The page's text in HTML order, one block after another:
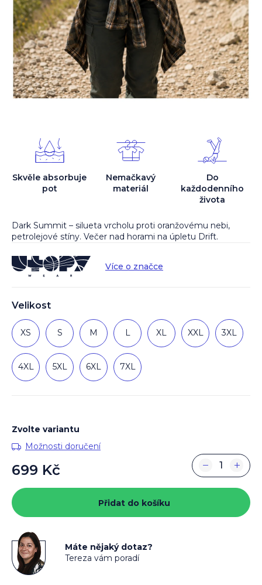
Velikost
XS S M L XL XXL 3XL
4XL 5XL 6XL 7XL
Dark Summit – silueta vrcholu proti oranžovému nebi,
petrolejové stíny. Večer nad horami na úpletu Drift.
Více o značce
Skvěle absorbuje
pot
Nemačkavý
materiál
Do
každodenního
života
Zvolte variantu
Možnosti doručení
699 Kč
cena:
+
−
Přidat do košíku
Máte nějaký dotaz?
Tereza vám poradí